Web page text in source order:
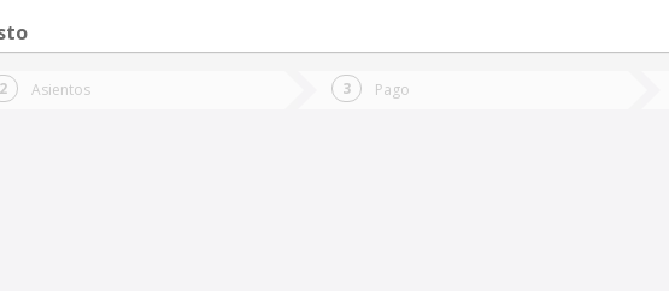
Asientos Pago